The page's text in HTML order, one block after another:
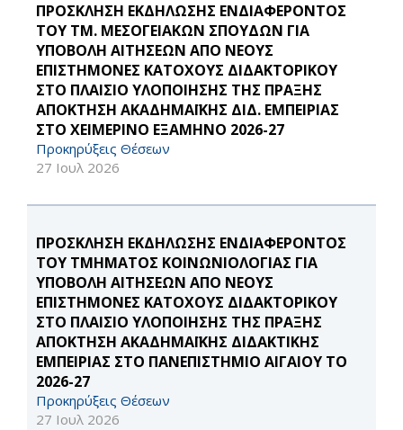
ΠΡΟΣΚΛΗΣΗ ΕΚΔΗΛΩΣΗΣ ΕΝΔΙΑΦΕΡΟΝΤΟΣ
ΤΟΥ ΤΜ. ΜΕΣΟΓΕΙΑΚΩΝ ΣΠΟΥΔΩΝ ΓΙΑ
ΥΠΟΒΟΛΗ ΑΙΤΗΣΕΩΝ ΑΠΟ ΝΕΟΥΣ
ΕΠΙΣΤΗΜΟΝΕΣ ΚΑΤΟΧΟΥΣ ΔΙΔΑΚΤΟΡΙΚΟΥ
ΣΤΟ ΠΛΑΙΣΙΟ ΥΛΟΠΟΙΗΣΗΣ ΤΗΣ ΠΡΑΞΗΣ
ΑΠΟΚΤΗΣΗ ΑΚΑΔΗΜΑΪΚΗΣ ΔΙΔ. ΕΜΠΕΙΡΙΑΣ
ΣΤΟ ΧΕΙΜΕΡΙΝΟ ΕΞΑΜΗΝΟ 2026-27
Προκηρύξεις Θέσεων
27 Ιουλ 2026
ΠΡΟΣΚΛΗΣΗ ΕΚΔΗΛΩΣΗΣ ΕΝΔΙΑΦΕΡΟΝΤΟΣ
ΤΟΥ ΤΜΗΜΑΤΟΣ ΚΟΙΝΩΝΙΟΛΟΓΙΑΣ ΓΙΑ
ΥΠΟΒΟΛΗ ΑΙΤΗΣΕΩΝ ΑΠΟ ΝΕΟΥΣ
ΕΠΙΣΤΗΜΟΝΕΣ ΚΑΤΟΧΟΥΣ ΔΙΔΑΚΤΟΡΙΚΟΥ
ΣΤΟ ΠΛΑΙΣΙΟ ΥΛΟΠΟΙΗΣΗΣ ΤΗΣ ΠΡΑΞΗΣ
ΑΠΟΚΤΗΣΗ ΑΚΑΔΗΜΑΪΚΗΣ ΔΙΔΑΚΤΙΚΗΣ
ΕΜΠΕΙΡΙΑΣ ΣΤΟ ΠΑΝΕΠΙΣΤΗΜΙΟ ΑΙΓΑΙΟΥ ΤΟ
2026-27
Προκηρύξεις Θέσεων
27 Ιουλ 2026